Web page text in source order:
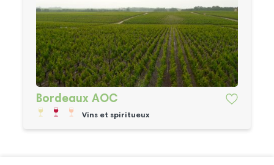
Bordeaux AOC
Vins et spiritueux